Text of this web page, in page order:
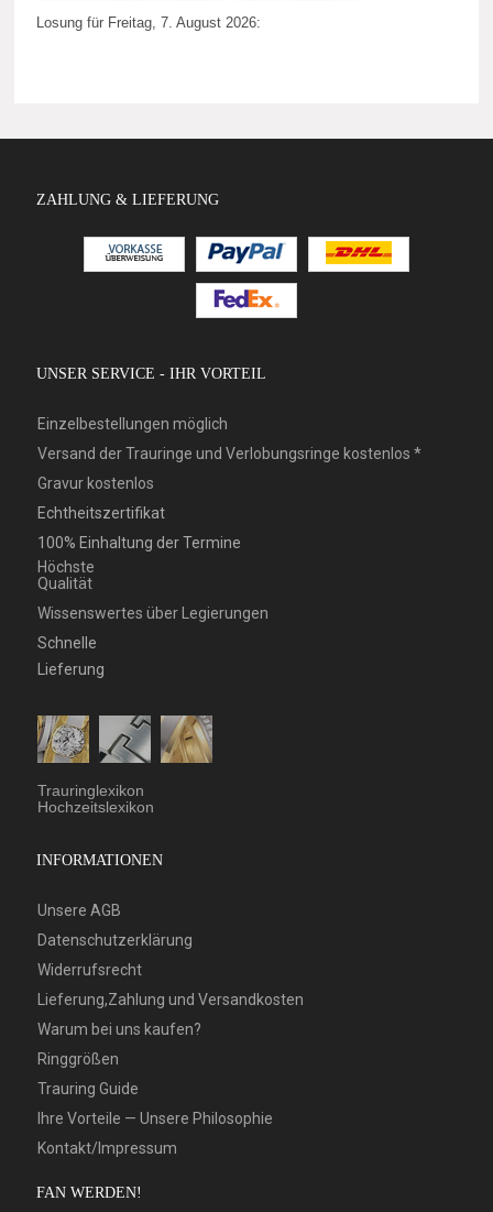
Losung für Freitag, 7. August 2026:
ZAHLUNG & LIEFERUNG
UNSER SERVICE - IHR VORTEIL
Einzelbestellungen möglich
Versand der Trauringe und Verlobungsringe kostenlos *
Gravur kostenlos
Echtheitszertifikat
100% Einhaltung der Termine
Höchste
Qualität
Wissenswertes über Legierungen
Schnelle
Lieferung
Trauringlexikon
Hochzeitslexikon
INFORMATIONEN
Unsere AGB
Datenschutzerklärung
Widerrufsrecht
Lieferung,Zahlung und Versandkosten
Warum bei uns kaufen?
Ringgrößen
Trauring Guide
Ihre Vorteile — Unsere Philosophie
Kontakt/Impressum
FAN WERDEN!